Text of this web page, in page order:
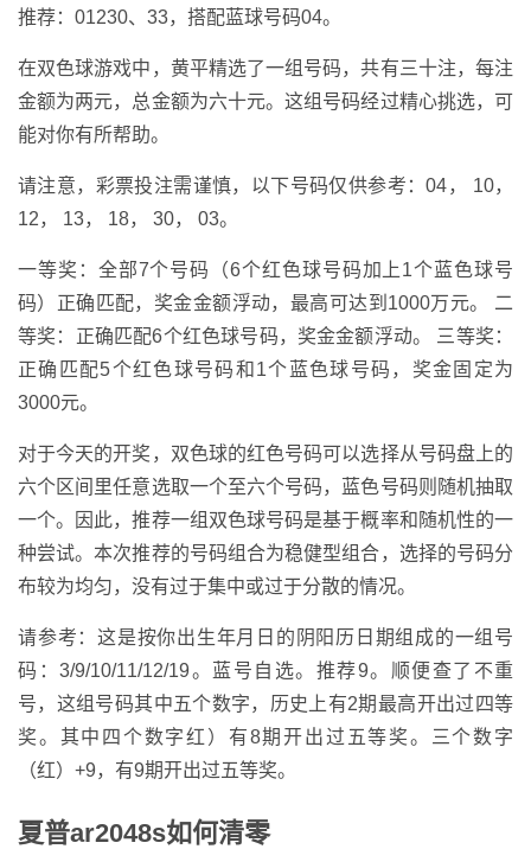
推荐：01230、33，搭配蓝球号码04。
在双色球游戏中，黄平精选了一组号码，共有三十注，每注
金额为两元，总金额为六十元。这组号码经过精心挑选，可
能对你有所帮助。
请注意，彩票投注需谨慎，以下号码仅供参考：04， 10，
12， 13， 18， 30， 03。
一等奖：全部7个号码（6个红色球号码加上1个蓝色球号
码）正确匹配，奖金金额浮动，最高可达到1000万元。 二
等奖：正确匹配6个红色球号码，奖金金额浮动。 三等奖：
正确匹配5个红色球号码和1个蓝色球号码，奖金固定为
3000元。
对于今天的开奖，双色球的红色号码可以选择从号码盘上的
六个区间里任意选取一个至六个号码，蓝色号码则随机抽取
一个。因此，推荐一组双色球号码是基于概率和随机性的一
种尝试。本次推荐的号码组合为稳健型组合，选择的号码分
布较为均匀，没有过于集中或过于分散的情况。
请参考：这是按你出生年月日的阴阳历日期组成的一组号
码：3/9/10/11/12/19。蓝号自选。推荐9。顺便查了不重
号，这组号码其中五个数字，历史上有2期最高开出过四等
奖。其中四个数字红）有8期开出过五等奖。三个数字
（红）+9，有9期开出过五等奖。
夏普ar2048s如何清零